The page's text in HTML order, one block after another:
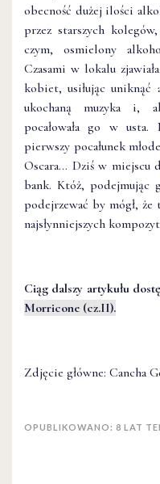
obecność dużej ilości
przez starszych
czym, osmielony
Czasami w lokalu
kobiet, usiłując uniknąć
ukochaną muzyka i,
pocałowała go w
pierwszy pocałunek
Oscara… Dziś w miejscu
bank. Któż, podejmując
podejrzewać by mógł, że
najsłynniejszych
Ciąg dalszy artykułu
Morricone (cz.II).
Zdjęcie główne: Cancha
OPUBLIKOWANO: 8 LAT